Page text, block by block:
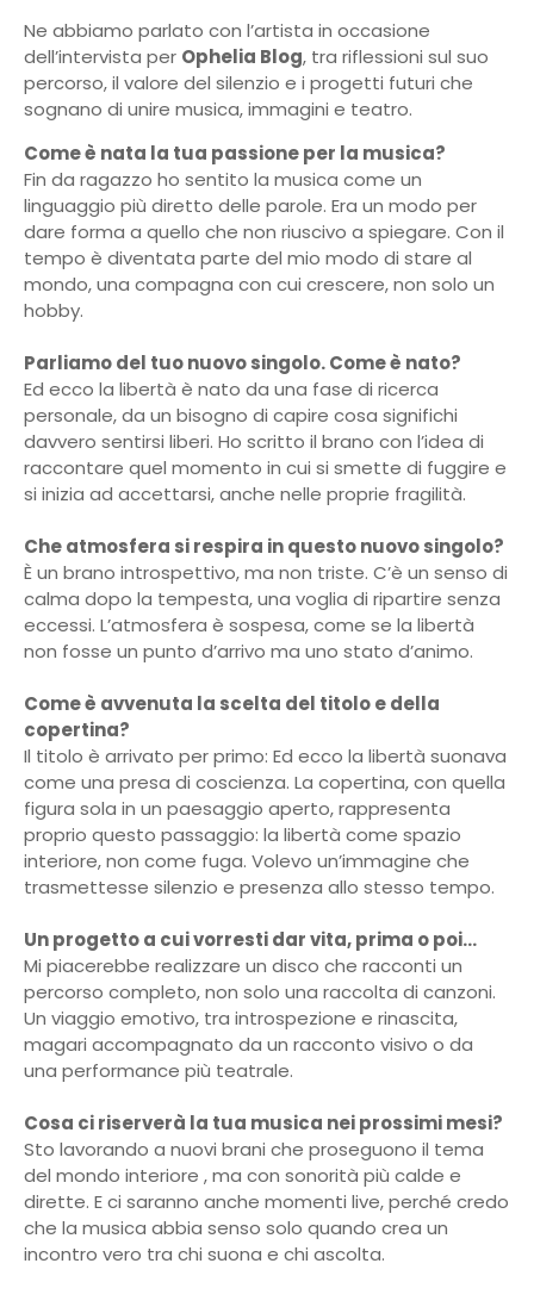
Ne abbiamo parlato con l’artista in occasione
dell’intervista per Ophelia Blog, tra riflessioni sul suo
percorso, il valore del silenzio e i progetti futuri che
sognano di unire musica, immagini e teatro.
Come è nata la tua passione per la musica?
Fin da ragazzo ho sentito la musica come un
linguaggio più diretto delle parole. Era un modo per
dare forma a quello che non riuscivo a spiegare. Con il
tempo è diventata parte del mio modo di stare al
mondo, una compagna con cui crescere, non solo un
hobby.
Parliamo del tuo nuovo singolo. Come è nato?
Ed ecco la libertà è nato da una fase di ricerca
personale, da un bisogno di capire cosa significhi
davvero sentirsi liberi. Ho scritto il brano con l’idea di
raccontare quel momento in cui si smette di fuggire e
si inizia ad accettarsi, anche nelle proprie fragilità.
Che atmosfera si respira in questo nuovo singolo?
È un brano introspettivo, ma non triste. C’è un senso di
calma dopo la tempesta, una voglia di ripartire senza
eccessi. L’atmosfera è sospesa, come se la libertà
non fosse un punto d’arrivo ma uno stato d’animo.
Come è avvenuta la scelta del titolo e della
copertina?
Il titolo è arrivato per primo: Ed ecco la libertà suonava
come una presa di coscienza. La copertina, con quella
figura sola in un paesaggio aperto, rappresenta
proprio questo passaggio: la libertà come spazio
interiore, non come fuga. Volevo un’immagine che
trasmettesse silenzio e presenza allo stesso tempo.
Un progetto a cui vorresti dar vita, prima o poi…
Mi piacerebbe realizzare un disco che racconti un
percorso completo, non solo una raccolta di canzoni.
Un viaggio emotivo, tra introspezione e rinascita,
magari accompagnato da un racconto visivo o da
una performance più teatrale.
Cosa ci riserverà la tua musica nei prossimi mesi?
Sto lavorando a nuovi brani che proseguono il tema
del mondo interiore , ma con sonorità più calde e
dirette. E ci saranno anche momenti live, perché credo
che la musica abbia senso solo quando crea un
incontro vero tra chi suona e chi ascolta.